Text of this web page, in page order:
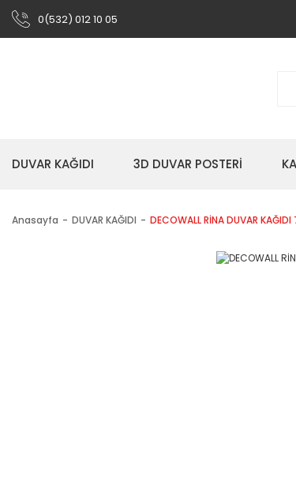
0(532) 012 10 05
DUVAR KAĞIDI 3D DUVAR POSTERİ
Anasayfa DUVAR KAĞIDI DECOWALL RİNA DUVAR